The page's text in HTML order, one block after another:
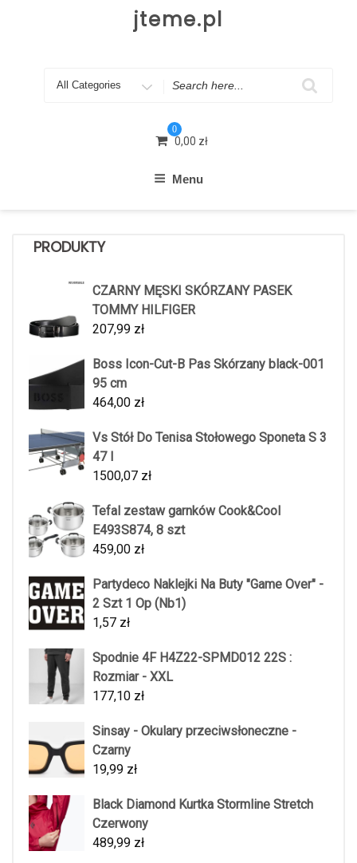
jteme.pl
Search
0
0,00 zł
Menu
PRODUKTY
CZARNY MĘSKI SKÓRZANY PASEK
TOMMY HILFIGER
207,99 zł
Boss Icon-Cut-B Pas Skórzany black-001
95 cm
464,00 zł
Vs Stół Do Tenisa Stołowego Sponeta S 3
47 I
1500,07 zł
Tefal zestaw garnków Cook&Cool
E493S874, 8 szt
459,00 zł
Partydeco Naklejki Na Buty "Game Over" -
2 Szt 1 Op (Nb1)
1,57 zł
Spodnie 4F H4Z22-SPMD012 22S :
Rozmiar - XXL
177,10 zł
Sinsay - Okulary przeciwsłoneczne -
Czarny
19,99 zł
Black Diamond Kurtka Stormline Stretch
Czerwony
489,99 zł